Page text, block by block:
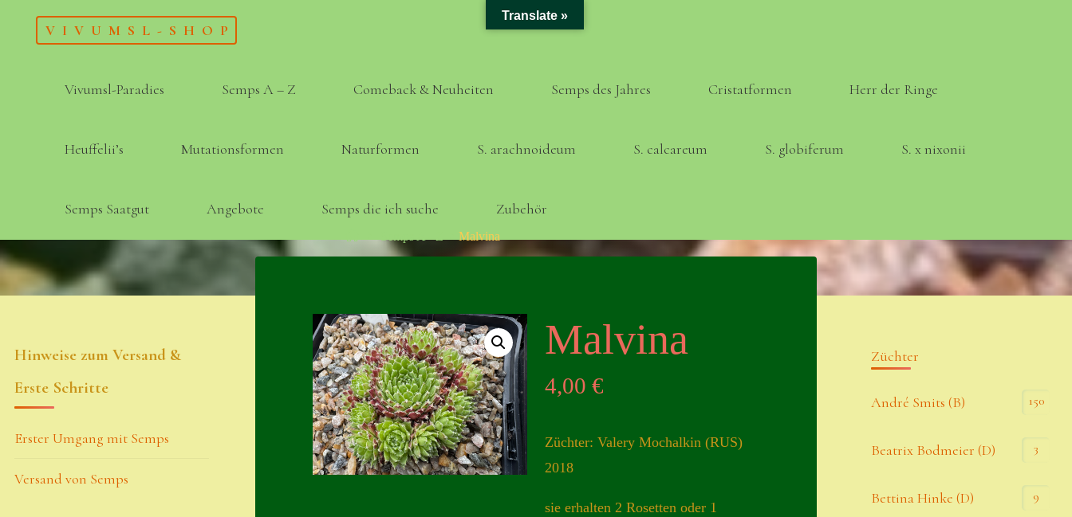
VIVUMSL-SHOP
Vivumsl-Paradies Semps A – Z Comeback & Neuheiten Semps des Jahres Cristatformen Herr der Ringe
Heuffelii’s Mutationsformen Naturformen S. arachnoideum S. calcareum S. globiferum S. x nixonii
Semps Saatgut Angebote Semps die ich suche Zubehör
Semps A - Z Malvina
Malvina
4,00€
Züchter: Valery Mochalkin (RUS)
2018
sie erhalten 2 Rosetten oder 1
Hinweise zum Versand &
Erste Schritte
Erster Umgang mit Semps
Versand von Semps
Züchter
André Smits (B) 150
Beatrix Bodmeier (D) 3
Bettina Hinke (D) 9
Translate »